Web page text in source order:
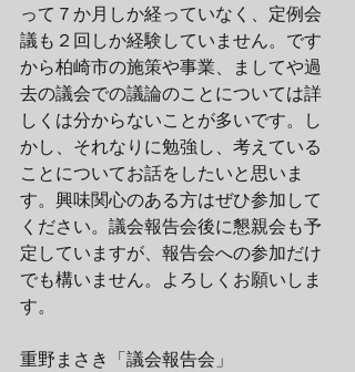
って７か月しか経っていなく、定例会
議も２回しか経験していません。です
から柏崎市の施策や事業、ましてや過
去の議会での議論のことについては詳
しくは分からないことが多いです。し
かし、それなりに勉強し、考えている
ことについてお話をしたいと思いま
す。興味関心のある方はぜひ参加して
ください。議会報告会後に懇親会も予
定していますが、報告会への参加だけ
でも構いません。よろしくお願いしま
す。
重野まさき「議会報告会」